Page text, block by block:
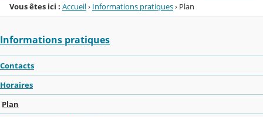
Vous êtes ici : Accueil› Informations pratiques› Plan
Informations pratiques
Contacts
Horaires
Plan